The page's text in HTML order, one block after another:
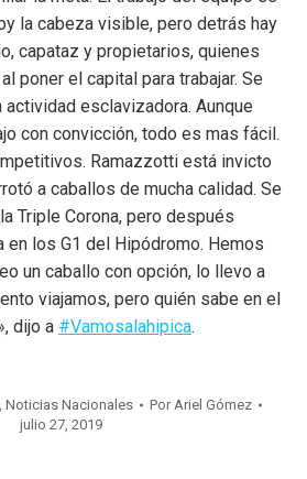
la cabeza visible, pero detrás hay
capataz y propietarios, quienes
poner el capital para trabajar. Se
actividad esclavizadora. Aunque
con convicción, todo es mas fácil.
Ramazzotti está invicto
a caballos de mucha calidad. Se
Triple Corona, pero después
en los G1 del Hipódromo. Hemos
un caballo con opción, lo llevo a
viajamos, pero quién sabe en el
dijo a #Vamosalahipica.
Noticias Nacionales PorAriel Gómez
julio 27, 2019